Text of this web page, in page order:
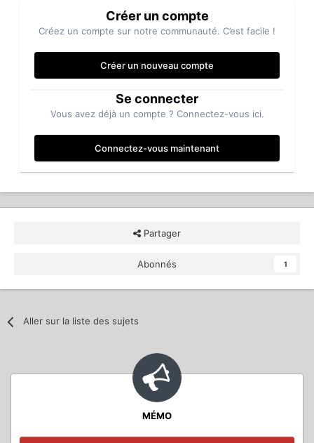
Créer un compte
Créez un compte sur notre communauté. C’est facile !
Créer un nouveau compte
Se connecter
Vous avez déjà un compte ? Connectez-vous ici.
Connectez-vous maintenant
Partager
Abonnés 1
Aller sur la liste des sujets
MÉMO